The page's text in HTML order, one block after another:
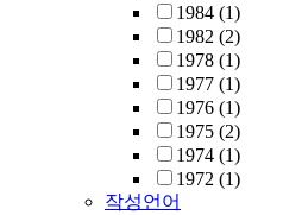
1984 (1)
1982 (2)
1978 (1)
1977 (1)
1976 (1)
1975 (2)
1974 (1)
1972 (1)
작성언어